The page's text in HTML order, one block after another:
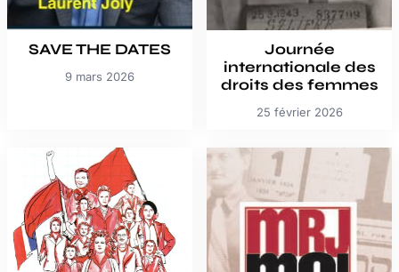
SAVE THE DATES
9 mars 2026
Journée
internationale des
droits des femmes
25 février 2026